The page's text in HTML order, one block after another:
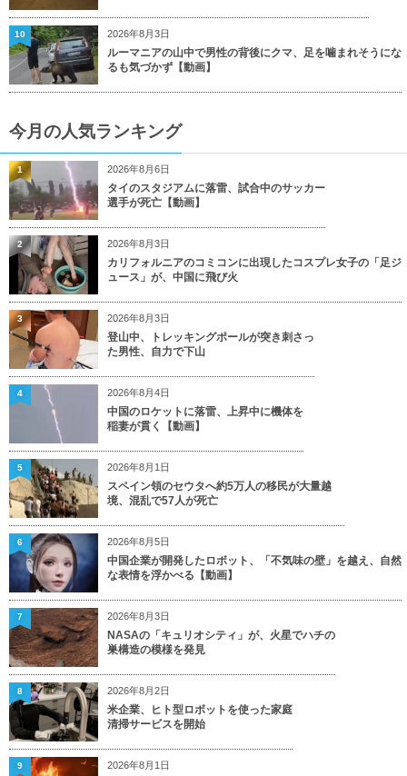
2026年8月3日
ルーマニアの山中で男性の背後にクマ、足を噛まれそうにな
るも気づかず【動画】
10
今月の人気ランキング
2026年8月6日
タイのスタジアムに落雷、試合中のサッカー
選手が死亡【動画】
1
2026年8月3日
カリフォルニアのコミコンに出現したコスプレ女子の「足ジ
ュース」が、中国に飛び火
2
2026年8月3日
登山中、トレッキングポールが突き刺さっ
た男性、自力で下山
3
2026年8月4日
中国のロケットに落雷、上昇中に機体を
稲妻が貫く【動画】
4
2026年8月1日
スペイン領のセウタへ約5万人の移民が大量越
境、混乱で57人が死亡
5
2026年8月5日
中国企業が開発したロボット、「不気味の壁」を越え、自然
な表情を浮かべる【動画】
6
2026年8月3日
NASAの「キュリオシティ」が、火星でハチの
巣構造の模様を発見
7
2026年8月2日
米企業、ヒト型ロボットを使った家庭
清掃サービスを開始
8
2026年8月1日
9